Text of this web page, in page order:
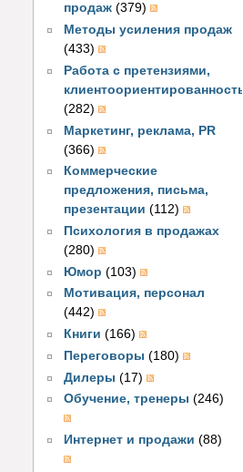
продаж (379)
Методы усиления продаж
(433)
Работа с претензиями,
клиентоориентированность
(282)
Маркетинг, реклама, PR
(366)
Коммерческие
предложения, письма,
презентации (112)
Психология в продажах
(280)
Юмор (103)
Мотивация, персонал
(442)
Книги (166)
Переговоры (180)
Дилеры (17)
Обучение, тренеры (246)
Интернет и продажи (88)